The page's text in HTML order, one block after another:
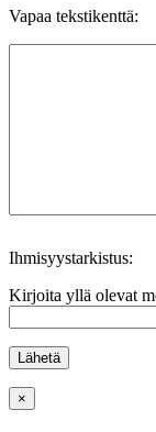
Vapaa tekstikenttä:
Ihmisyystarkistus:
Kirjoita yllä olevat
×